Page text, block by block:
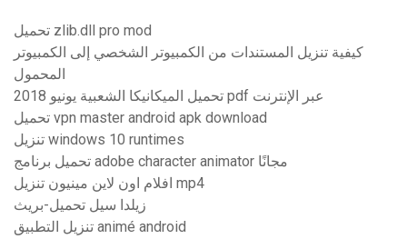
تحميل zlib.dll pro mod
كيفية تنزيل المستندات من الكمبيوتر الشخصي إلى الكمبيوتر
المحمول
تحميل الميكانيكا الشعبية يونيو 2018 pdf عبر الإنترنت
تحميل vpn master android apk download
تنزيل windows 10 runtimes
تحميل برنامج adobe character animator مجانًا
افلام اون لاين مينيون تنزيل mp4
زيلدا سيل تحميل-بريث
تنزيل التطبيق animé android